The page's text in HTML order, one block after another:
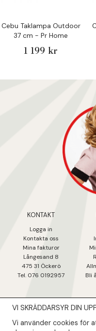
Cebu Taklampa Outdoor
37 cm - Pr Home
1 199 kr
KONTAKT
Logga in
Kontakta oss
Mina fakturor
Långesand 8
475 31 Öckerö
Tel. 076 0192957
Bli
Såklart skall du ta del av
VI SKRÄDDARSYR DIN
Vi använder cookies för